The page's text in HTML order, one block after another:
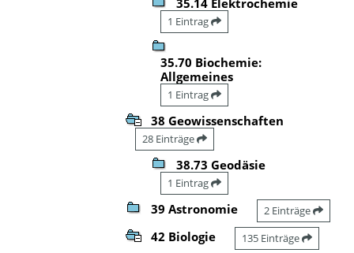
1 Eintrag
35.70 Biochemie:
Allgemeines
1 Eintrag
38 Geowissenschaften
28 Einträge
38.73 Geodäsie
1 Eintrag
39 Astronomie 2 Einträge
42 Biologie 135 Einträge